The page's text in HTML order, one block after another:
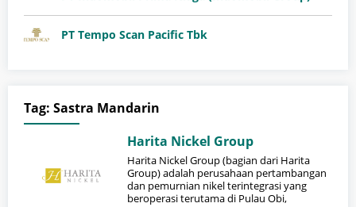
PT Tempo Scan Pacific Tbk
Tag: Sastra Mandarin
Harita Nickel Group
Harita Nickel Group (bagian dari Harita
Group) adalah perusahaan pertambangan
dan pemurnian nikel terintegrasi yang
beroperasi terutama di Pulau Obi,